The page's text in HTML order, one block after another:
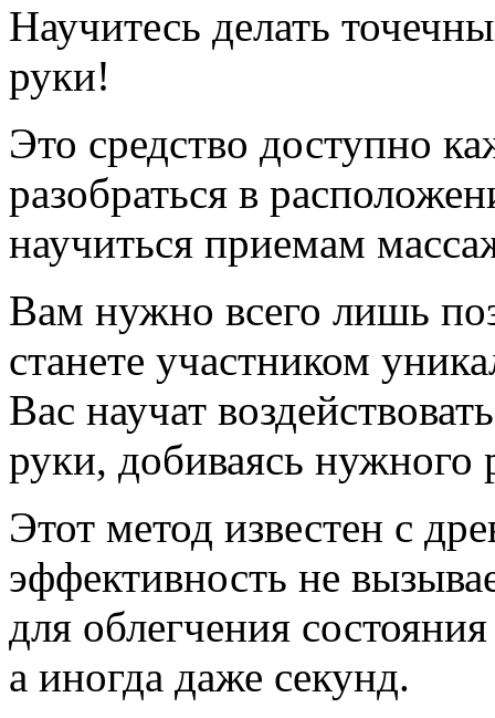
Научитесь делать
руки!
Это средство доступно
разобраться в
научиться приемам
Вам нужно всего лишь
станете участником
Вас научат
руки, добиваясь нужного
Этот метод известен с
эффективность не
для облегчения
а иногда даже секунд.